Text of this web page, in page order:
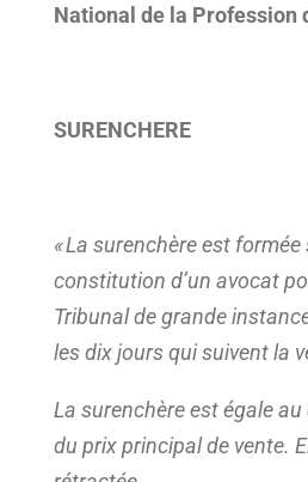
National de la Profession
SURENCHERE
«La surenchère est formée
constitution d’un avocat
Tribunal de grande
les dix jours qui suivent la
La surenchère est égale
du prix principal de vente.